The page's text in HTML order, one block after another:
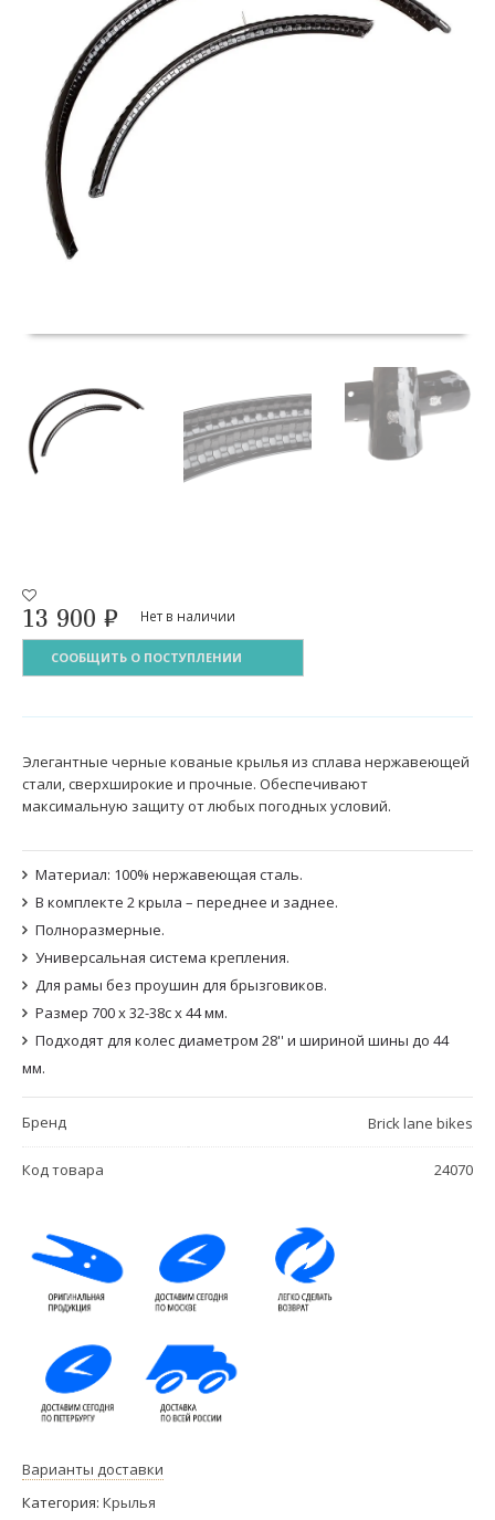
13 900 ₽ Нет в наличии
СООБЩИТЬ О ПОСТУПЛЕНИИ
Элегантные черные кованые крылья из сплава нержавеющей
стали, сверхширокие и прочные. Обеспечивают
максимальную защиту от любых погодных условий.
Материал: 100% нержавеющая сталь.
В комплекте 2 крыла – переднее и заднее.
Полноразмерные.
Универсальная система крепления.
Для рамы без проушин для брызговиков.
Размер 700 х 32-38c х 44 мм.
Подходят для колес диаметром 28'' и шириной шины до 44
мм.
Бренд Brick lane bikes
Код товара 24070
Варианты доставки
Категория: Крылья